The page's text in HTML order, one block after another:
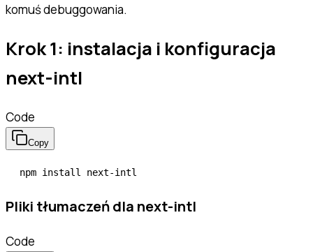
komuś debuggowania.
Krok 1: instalacja i konfiguracja
next-intl
Code
Copy
npm install next-intl
Pliki tłumaczeń dla next-intl
Code